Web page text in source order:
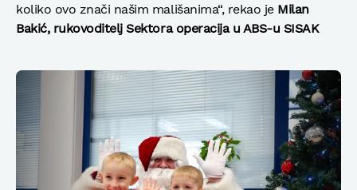
koliko ovo znači našim mališanima“, rekao je Milan
Bakić, rukovoditelj Sektora operacija u ABS-u SISAK